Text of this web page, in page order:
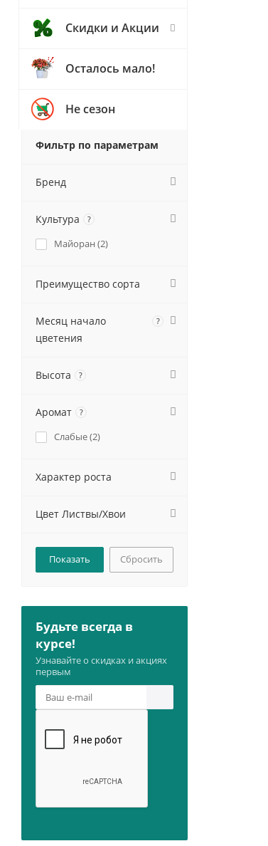
Скидки и Акции
Осталось мало!
Не сезон
Фильтр по параметрам
Бренд
Культура ?
Майоран (2)
Преимущество сорта
Месяц начало
цветения
?
Высота ?
Аромат ?
Слабые (2)
Характер роста
Цвет Листвы/Хвои
Сбросить
Будьте всегда в
курсе!
Узнавайте о скидках и акциях
первым